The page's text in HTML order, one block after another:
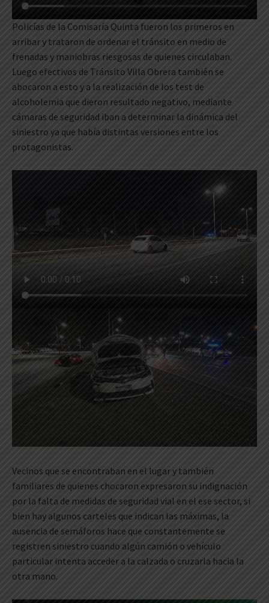
Policías de la Comisaría Quinta fueron los primeros en
arribar y trataron de ordenar el tránsito en medio de
frenadas y maniobras riesgosas de quienes circulaban.
Luego efectivos de Tránsito Villa Obrera también se
abocaron a esto y a la realización de los test de
alcoholemia que dieron resultado negativo, mediante
cámaras de seguridad iban a determinar la dinámica del
siniestro ya que había distintas versiones entre los
protagonistas.
Vecinos que se encontraban en el lugar y también
familiares de quienes chocaron expresaron su indignación
por la falta de medidas de seguridad vial en el ese sector, si
bien hay algunos carteles que indican las máximas, la
ausencia de semáforos hace que constantemente se
registren siniestro cuando algún camión o vehículo
particular intenta acceder a la calzada o cruzarla hacia la
otra mano.